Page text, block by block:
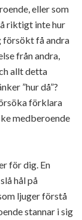
eller som
riktigt inte hur
försökt få andra
från andra,
allt detta
”hur då”?
förklara
medberoende
för dig. En
hål på
ljuger förstå
stannar i sig